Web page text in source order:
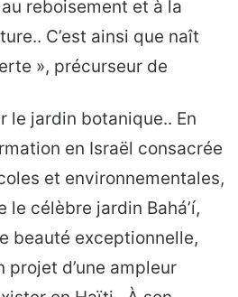
reboisement et à la
C’est ainsi que naît
», précurseur de
le jardin botanique.. En
en Israël consacrée
et environnementales,
le célèbre jardin Bahá’í,
beauté exceptionnelle,
projet d’une ampleur